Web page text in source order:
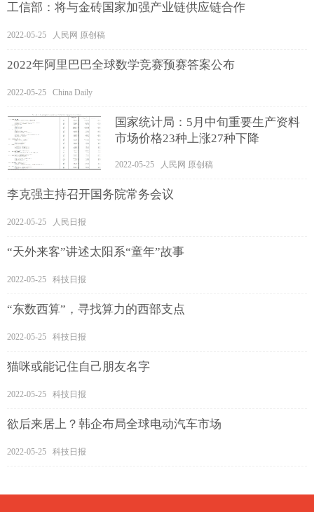
工信部：将与金砖国家加强产业链供应链合作
2022-05-25 人民网 原创稿
2022年阿里巴巴全球数学竞赛预赛答案公布
2022-05-25 China Daily
国家统计局：5月中旬重要生产资料
市场价格23种上涨27种下降
2022-05-25 人民网 原创稿
李克强主持召开国务院常务会议
2022-05-25 人民日报
“天外来客”讲述太阳系“童年”故事
2022-05-25 科技日报
“东数西算”，寻找算力的西部支点
2022-05-25 科技日报
猫咪或能记住自己朋友名字
2022-05-25 科技日报
欲后来居上？韩企布局全球电动汽车市场
2022-05-25 科技日报